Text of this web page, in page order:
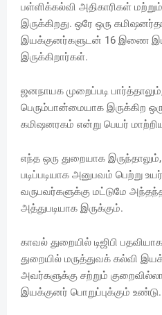
பள்ளிக்கல்வி அதிகாரிகள்
இருக்கிறது. ஒரே ஒரு
இயக்குனர்களுடன் 16 இணை
இருக்கிறார்கள்.
ஜனநாயக முறைப்படி
பெரும்பான்மையாக இருக்கிற
கமிஷனரகம் என்று பெயர்
எந்த ஒரு துறையாக
படிப்படியாக அனுபவம் பெற்று
வருபவர்களுக்கு மட்டுமே
அத்துபடியாக இருக்கும்.
காவல் துறையில் டிஜிபி
துறையில் மருத்துவக் கல்வி
அவர்களுக்கு சற்றும்
இயக்குனர் பொறுப்புக்கும் உண்டு.